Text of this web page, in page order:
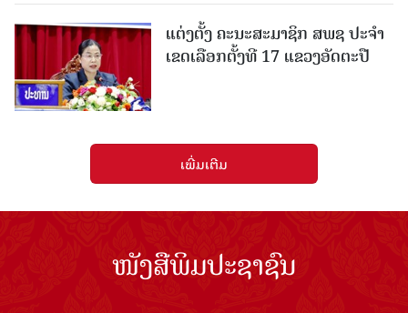
ແຕ່ງຕັ້ງ ຄະນະສະມາຊິກ ສພຊ ປະຈຳ
ເຂດເລືອກຕັ້ງທີ 17 ແຂວງອັດຕະປື
ເພີ່ມເຕີມ
ໜັງສືພິມປະຊາຊົນ